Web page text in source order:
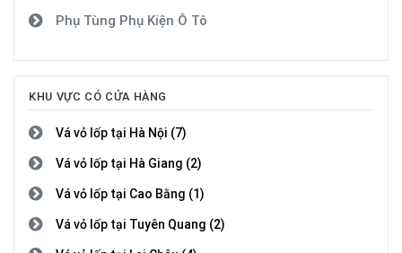
Phụ Tùng Phụ Kiện Ô Tô
KHU VỰC CÓ CỬA HÀNG
Vá vỏ lốp tại Hà Nội (7)
Vá vỏ lốp tại Hà Giang (2)
Vá vỏ lốp tại Cao Bằng (1)
Vá vỏ lốp tại Tuyên Quang (2)